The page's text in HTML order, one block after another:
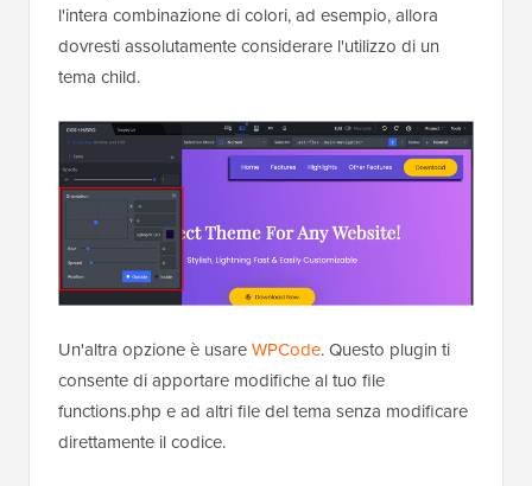
l'intera combinazione di colori, ad esempio, allora
dovresti assolutamente considerare l'utilizzo di un
tema child.
Un'altra opzione è usareWPCode. Questo plugin ti
consente di apportare modifiche al tuo file
functions.php e ad altri file del tema senza modificare
direttamente il codice.